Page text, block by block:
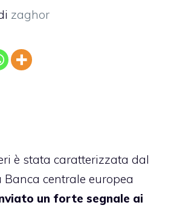
zaghor
è stata caratterizzata dal
centrale europea
un forte segnale ai